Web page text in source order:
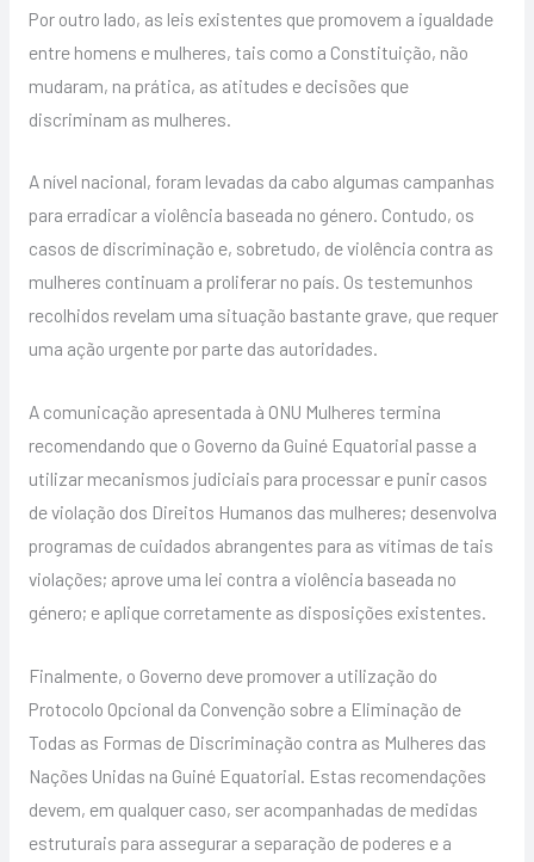
Por outro lado, as leis existentes que promovem a igualdade
entre homens e mulheres, tais como a Constituição, não
mudaram, na prática, as atitudes e decisões que
discriminam as mulheres.
A nível nacional, foram levadas da cabo algumas campanhas
para erradicar a violência baseada no género. Contudo, os
casos de discriminação e, sobretudo, de violência contra as
mulheres continuam a proliferar no país. Os testemunhos
recolhidos revelam uma situação bastante grave, que requer
uma ação urgente por parte das autoridades.
A comunicação apresentada à ONU Mulheres termina
recomendando que o Governo da Guiné Equatorial passe a
utilizar mecanismos judiciais para processar e punir casos
de violação dos Direitos Humanos das mulheres; desenvolva
programas de cuidados abrangentes para as vítimas de tais
violações; aprove uma lei contra a violência baseada no
género; e aplique corretamente as disposições existentes.
Finalmente, o Governo deve promover a utilização do
Protocolo Opcional da Convenção sobre a Eliminação de
Todas as Formas de Discriminação contra as Mulheres das
Nações Unidas na Guiné Equatorial. Estas recomendações
devem, em qualquer caso, ser acompanhadas de medidas
estruturais para assegurar a separação de poderes e a